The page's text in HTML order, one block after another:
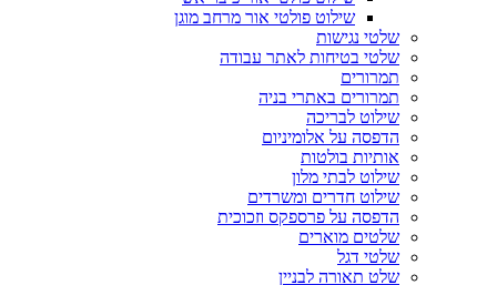
שילוט פולטי אור מרחב מוגן
שלטי נגישות
שלטי בטיחות לאתר עבודה
תמרורים
תמרורים באתרי בניה
שילוט לבריכה
הדפסה על אלומיניום
אותיות בולטות
שילוט לבתי מלון
שילוט חדרים ומשרדים
הדפסה על פרספקס וזכוכית
שלטים מוארים
שלטי דגל
שלט תאורה לבניין